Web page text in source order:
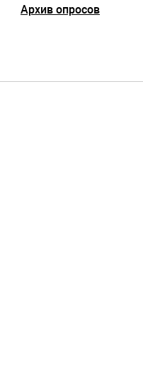
Архив опросов